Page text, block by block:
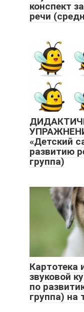
конспект
речи
«Детский
развитию
группа)
Картотека
звуковой
по
группа) на